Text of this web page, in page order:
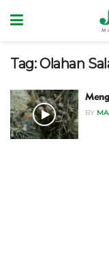
Tag:Olahan
BY